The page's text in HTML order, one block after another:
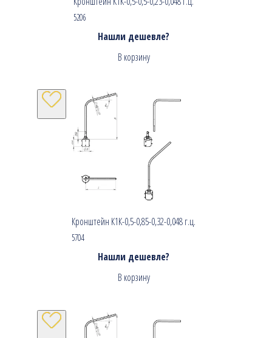
5206
Нашли дешевле?
В корзину
Кронштейн К1К-0,5-0,85-0,32-0,048 г.ц.
5704
Нашли дешевле?
В корзину